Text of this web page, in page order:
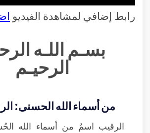
رابط إضافي لمشاهدة الفيديو
بسـم اللـه
الرحيـم
من أسماء الله الحسنى:
الرقيب اسمٌ من أسماء الله